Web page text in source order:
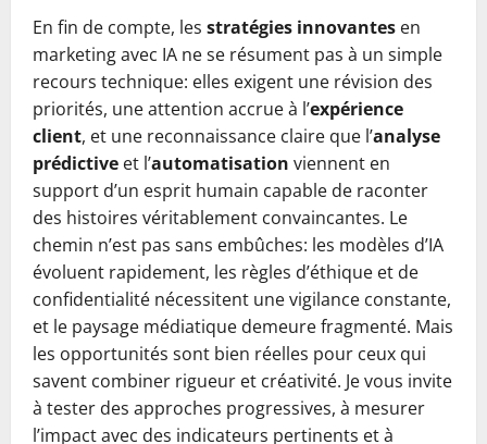
En fin de compte, les stratégies innovantes en
marketing avec IA ne se résument pas à un simple
recours technique: elles exigent une révision des
priorités, une attention accrue à l’expérience
client, et une reconnaissance claire que l’analyse
prédictive et l’automatisation viennent en
support d’un esprit humain capable de raconter
des histoires véritablement convaincantes. Le
chemin n’est pas sans embûches: les modèles d’IA
évoluent rapidement, les règles d’éthique et de
confidentialité nécessitent une vigilance constante,
et le paysage médiatique demeure fragmenté. Mais
les opportunités sont bien réelles pour ceux qui
savent combiner rigueur et créativité. Je vous invite
à tester des approches progressives, à mesurer
l’impact avec des indicateurs pertinents et à